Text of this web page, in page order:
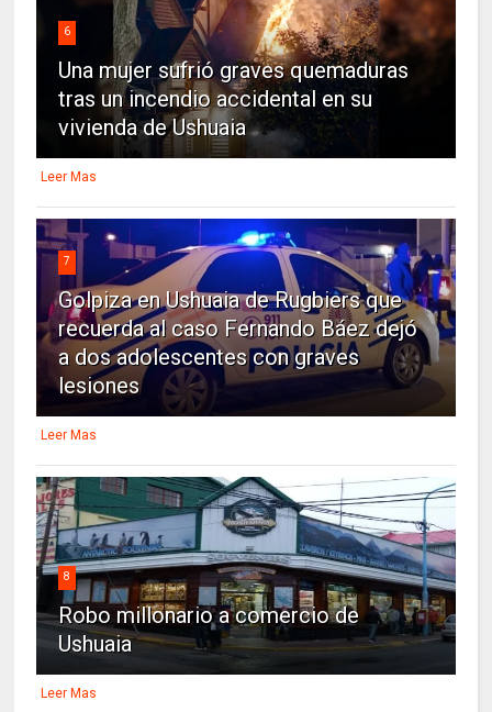
6
Una mujer sufrió graves quemaduras
tras un incendio accidental en su
vivienda de Ushuaia
Leer Mas
7
Golpiza en Ushuaia de Rugbiers que
recuerda al caso Fernando Báez dejó
a dos adolescentes con graves
lesiones
Leer Mas
8
Robo millonario a comercio de
Ushuaia
Leer Mas